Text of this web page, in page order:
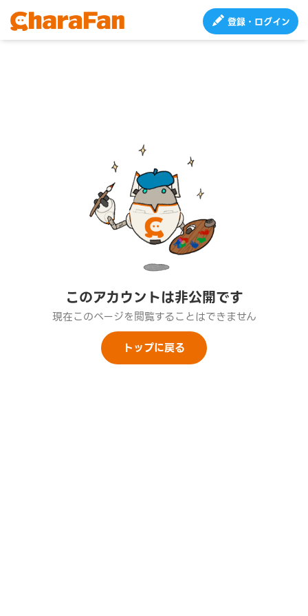
登録・ログイン
このアカウントは非公開です
現在このページを閲覧することはできません
トップに戻る